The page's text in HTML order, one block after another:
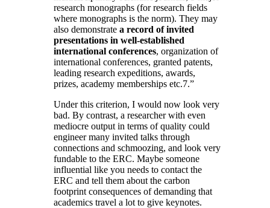
research monographs (for research fields
where monographs is the norm). They may
also demonstratea record of invited
presentations in well-established
international conferences, organization of
international conferences, granted patents,
leading research expeditions, awards,
prizes, academy memberships etc.7.”
Under this criterion, I would now look very
bad. By contrast, a researcher with even
mediocre output in terms of quality could
engineer many invited talks through
connections and schmoozing, and look very
fundable to the ERC. Maybe someone
influential like you needs to contact the
ERC and tell them about the carbon
footprint consequences of demanding that
academics travel a lot to give keynotes.